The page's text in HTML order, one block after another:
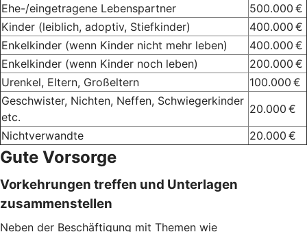
Ehe-/eingetragene Lebenspartner
500.000 €
Kinder (leiblich, adoptiv, Stiefkinder)
400.000 €
Enkelkinder (wenn Kinder nicht mehr leben)
400.000 €
Enkelkinder (wenn Kinder noch leben)
200.000 €
Urenkel, Eltern, Großeltern
100.000 €
Geschwister, Nichten, Neffen, Schwiegerkinder
etc.
20.000 €
Nichtverwandte
20.000 €
Gute Vorsorge
Vorkehrungen treffen und Unterlagen
zusammenstellen
Neben der Beschäftigung mit Themen wie